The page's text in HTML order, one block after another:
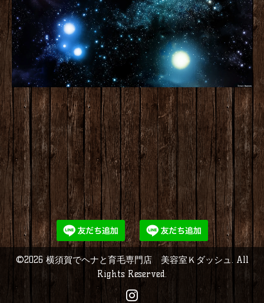
©2026横須賀でヘナと育毛専門店 美容室Ｋダッシュ
. All
Rights Reserved.